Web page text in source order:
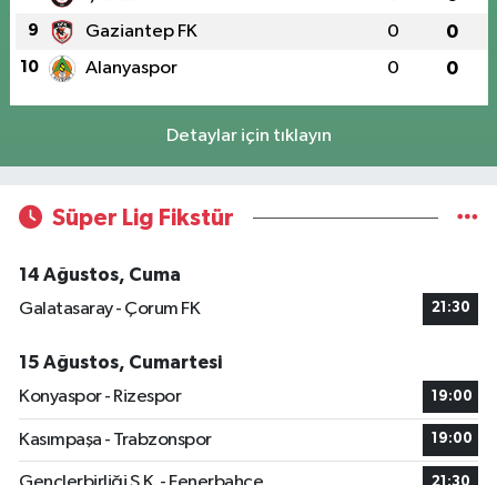
9 Gaziantep FK 0 0
10 Alanyaspor 0 0
Detaylar için tıklayın
Süper Lig Fikstür
14 Ağustos, Cuma
Galatasaray - Çorum FK
21:30
15 Ağustos, Cumartesi
Konyaspor - Rizespor
19:00
Kasımpaşa - Trabzonspor 19:00
21:30